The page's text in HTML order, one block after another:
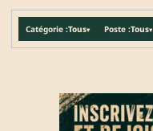
Catégorie :Tous▾ Poste :Tous▾